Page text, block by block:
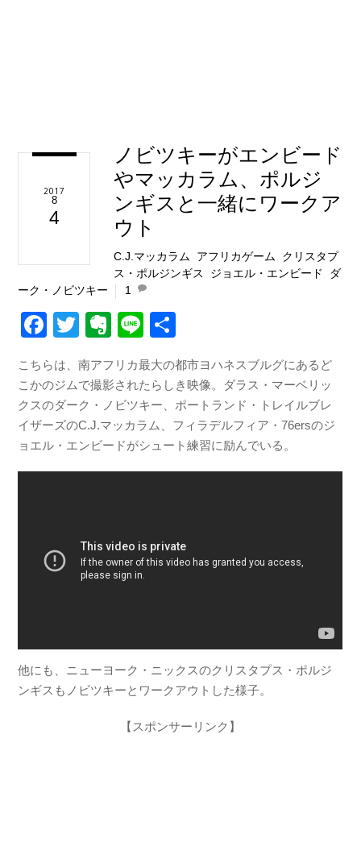
2017
8
4
ノビツキーがエンビード
やマッカラム、ポルジ
ンギスと一緒にワークア
ウト
C.J.マッカラム アフリカゲーム
クリスタプ
ス・ポルジンギス
ジョエル・エンビード
ダ
ーク・ノビツキー
1
F
c
e
b
o
o
T
wi
tt
er
E
er
n
ot
e
Li
n
e
有
こちらは、南アフリカ最大の都市ヨハネスブルグにあるど
こかのジムで撮影されたらしき映像。ダラス・マーベリッ
クスのダーク・ノビツキー、ポートランド・トレイルブレ
イザーズのC.J.マッカラム、フィラデルフィア・76ersのジ
ョエル・エンビードがシュート練習に励んでいる。
他にも、ニューヨーク・ニックスのクリスタプス・ポルジ
ンギスもノビツキーとワークアウトした様子。
【スポンサーリンク】